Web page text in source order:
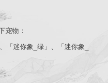
宠物：
「迷你象_绿」、「迷你象_